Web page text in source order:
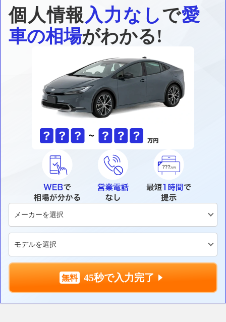
個人情報入力なしで愛
車の相場がわかる!
45秒で入力完了